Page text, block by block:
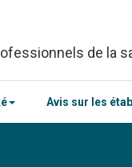
de la
Avis sur les